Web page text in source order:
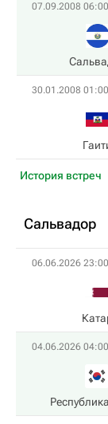
07.09.2008 06:00
30.01.2008 01:00
История встреч
Сальвадор
06.06.2026 23:00
04.06.2026 04:00